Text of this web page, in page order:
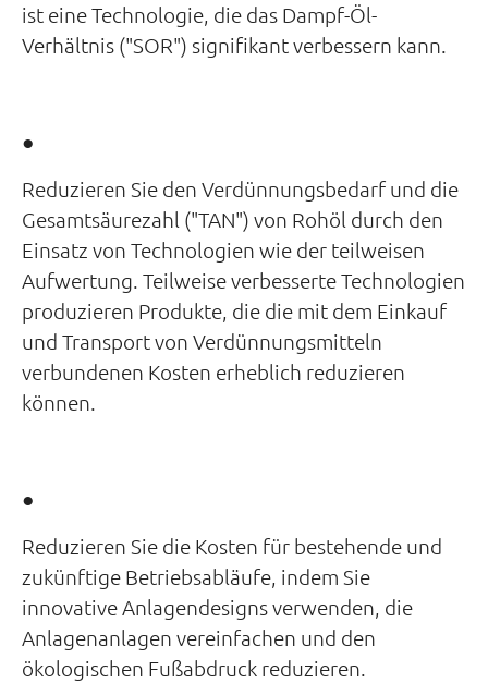
ist eine Technologie, die das Dampf-Öl-
Verhältnis ("SOR") signifikant verbessern kann.
●
Reduzieren Sie den Verdünnungsbedarf und die
Gesamtsäurezahl ("TAN") von Rohöl durch den
Einsatz von Technologien wie der teilweisen
Aufwertung. Teilweise verbesserte Technologien
produzieren Produkte, die die mit dem Einkauf
und Transport von Verdünnungsmitteln
verbundenen Kosten erheblich reduzieren
können.
●
Reduzieren Sie die Kosten für bestehende und
zukünftige Betriebsabläufe, indem Sie
innovative Anlagendesigns verwenden, die
Anlagenanlagen vereinfachen und den
ökologischen Fußabdruck reduzieren.